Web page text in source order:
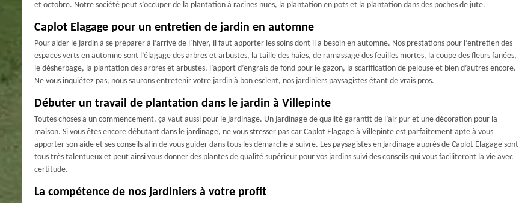
et octobre. Notre société peut s’occuper de la plantation à racines nues, la plantation en pots et la plantation dans des poches de jute.
Caplot Elagage pour un entretien de jardin en automne
Pour aider le jardin à se préparer à l’arrivé de l’hiver, il faut apporter les soins dont il a besoin en automne. Nos prestations pour l’entretien des
espaces verts en automne sont l’élagage des arbres et arbustes, la taille des haies, de ramassage des feuilles mortes, la coupe des fleurs fanées,
le désherbage, la plantation des arbres et arbustes, l’apport d’engrais de fond pour le gazon, la scarification de pelouse et bien d’autres encore.
Ne vous inquiétez pas, nous saurons entretenir votre jardin à bon escient, nos jardiniers paysagistes étant de vrais pros.
Débuter un travail de plantation dans le jardin à Villepinte
Toutes choses a un commencement, ça vaut aussi pour le jardinage. Un jardinage de qualité garantit de l’air pur et une décoration pour la
maison. Si vous êtes encore débutant dans le jardinage, ne vous stresser pas car Caplot Elagage à Villepinte est parfaitement apte à vous
apporter son aide et ses conseils afin de vous guider dans tous les démarche à suivre. Les paysagistes en jardinage auprès de Caplot Elagage sont
tous très talentueux et peut ainsi vous donner des plantes de qualité supérieur pour vos jardins suivi des conseils qui vous faciliteront la vie avec
certitude.
La compétence de nos jardiniers à votre profit